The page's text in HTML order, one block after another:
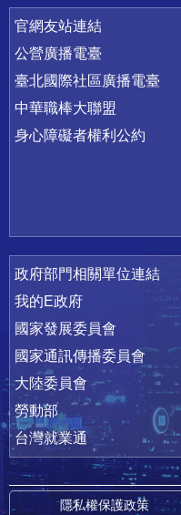
官網友站連結
公營廣播電臺
臺北國際社區廣播電臺
中華職棒大聯盟
身心障礙者權利公約
政府部門相關單位連結
我的E政府
國家發展委員會
國家通訊傳播委員會
大陸委員會
勞動部
台灣就業通
隱私權保護政策